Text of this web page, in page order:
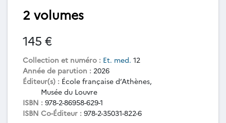
2 volumes
145 €
Collection et numéro : Et. med. 12
Année de parution : 2026
Éditeur(s) : École française d’Athènes,
Musée du Louvre
ISBN : 978-2-86958-629-1
ISBN Co-Éditeur : 978-2-35031-822-6